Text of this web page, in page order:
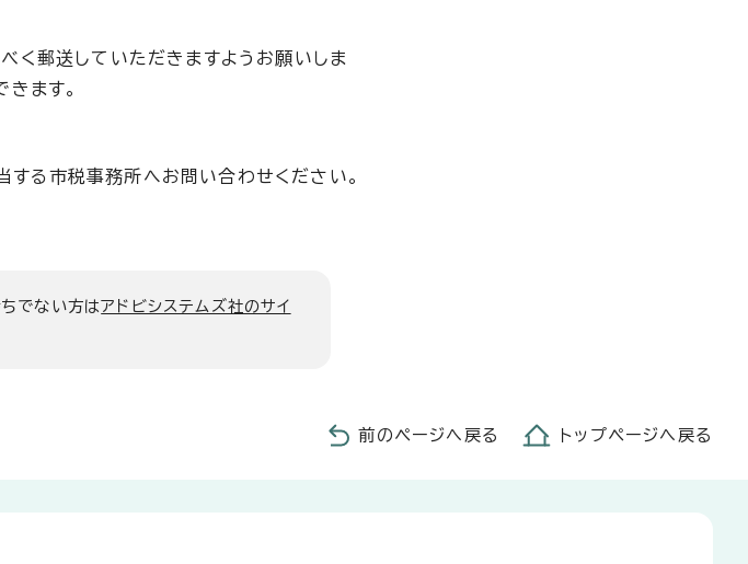
く郵送していただきますようお願いしま
ます。
する市税事務所へお問い合わせください。
でない方はアドビシステムズ社のサイ
前のページへ戻る トップページへ戻る